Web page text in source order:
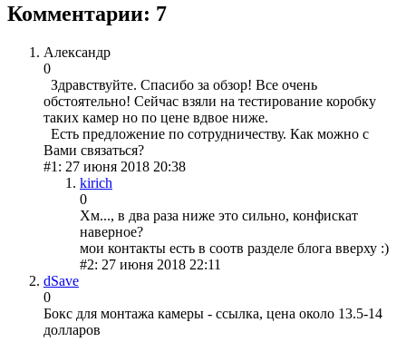
Комментарии: 7
Александр
0
Здравствуйте. Спасибо за обзор! Все очень
обстоятельно! Сейчас взяли на тестирование коробку
таких камер но по цене вдвое ниже.
Есть предложение по сотрудничеству. Как можно с
Вами связаться?
#1: 27 июня 2018 20:38
kirich
0
Хм..., в два раза ниже это сильно, конфискат
наверное?
мои контакты есть в соотв разделе блога вверху :)
#2: 27 июня 2018 22:11
dSave
0
Бокс для монтажа камеры - ссылка, цена около 13.5-14
долларов